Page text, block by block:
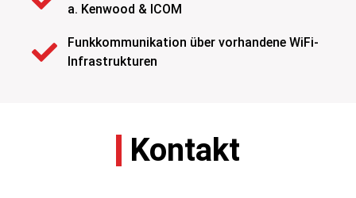
a. Kenwood & ICOM
Funkkommunikation über vorhandene WiFi-
Infrastrukturen
Kontakt